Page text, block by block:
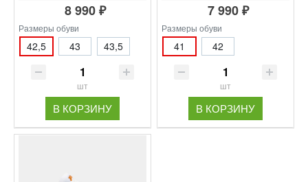
8 990 ₽
Размеры обуви
42,5 43 43,5
шт
В КОРЗИНУ
7 990 ₽
Размеры обуви
41 42
шт
В КОРЗИНУ